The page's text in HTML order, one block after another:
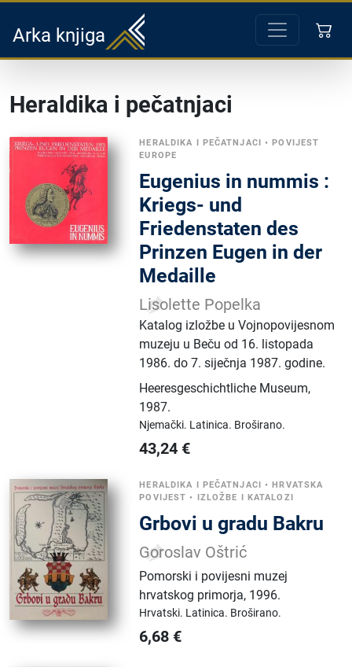
Arka knjiga
Heraldika i pečatnjaci
HERALDIKA I PEČATNJACI •POVIJEST
EUROPE
Eugenius in nummis :
Kriegs- und
Friedenstaten des
Prinzen Eugen in der
Medaille
Lisolette Popelka
Katalog izložbe u Vojnopovijesnom
muzeju u Beču od 16. listopada
1986. do 7. siječnja 1987. godine.
Heeresgeschichtliche Museum,
1987.
Njemački. Latinica. Broširano.
43,24 €
HERALDIKA I PEČATNJACI •HRVATSKA
POVIJEST • IZLOŽBE I KATALOZI
Grbovi u gradu Bakru
Goroslav Oštrić
Pomorski i povijesni muzej
hrvatskog primorja, 1996.
Hrvatski. Latinica. Broširano.
6,68 €